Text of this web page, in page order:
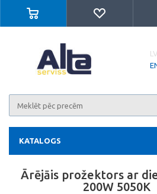
LV
KATALOGS
Ārējāis prožektors ar
200W 5050K